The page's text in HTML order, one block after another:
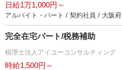
日給1万1,000円～
アルバイト・パート / 契約社員 / 大阪府
完全在宅パート/税務補助
税理士法人アイユーコンサルティング
時給1,500円～